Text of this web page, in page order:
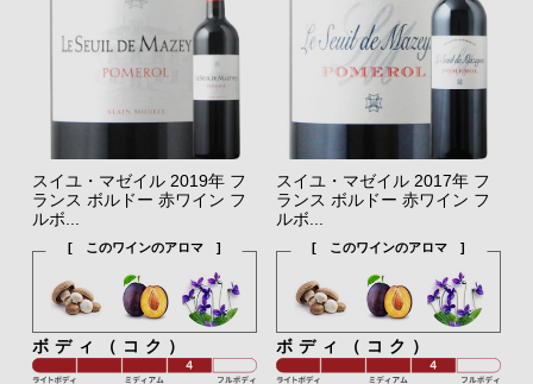
スイユ・マゼイル 2019年 フ
ランス ボルドー 赤ワイン フ
ルボ...
[ このワインのアロマ ]
ボディ（コク）
スイユ・マゼイル 2017年 フ
ランス ボルドー 赤ワイン フ
ルボ...
[ このワインのアロマ ]
ボディ（コク）